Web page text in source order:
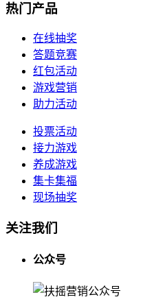
热门产品
在线抽奖
答题竞赛
红包活动
游戏营销
助力活动
投票活动
接力游戏
养成游戏
集卡集福
现场抽奖
关注我们
公众号